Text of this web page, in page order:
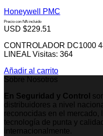
Honeywell PMC
Precio con IVA incluido
USD $229.51
CONTROLADOR DC1000
LINEAL Visitas: 364
Añadir al carrito
Sobre Nosotros
En Seguridad y Control
distribuidores a nivel
reconocidas en el mercado,
tecnología de punta y
internacionalmente.